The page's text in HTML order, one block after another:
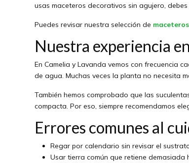
usas maceteros decorativos sin agujero,
Puedes revisar nuestra selección de
Nuestra experiencia
En Camelia y Lavanda vemos con frecuencia
de agua. Muchas veces la planta no necesita
También hemos comprobado que las
compacta. Por eso, siempre recomendamos
Errores comunes al
Regar por calendario sin revisar el
Usar tierra común que retiene demasiada